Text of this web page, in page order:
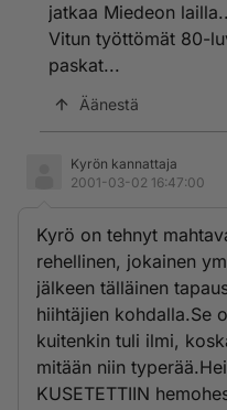
jatkaa Miedeon
Vitun työttömät 80-
paskat...
Äänestä
Kyrön kannattaja
2001-03-02 16:47:00
Kyrö on tehnyt
rehellinen, jokainen
jälkeen tälläinen
hiihtäjien kohdalla.Se
kuitenkin tuli ilmi,
mitään niin
KUSETETTIIN